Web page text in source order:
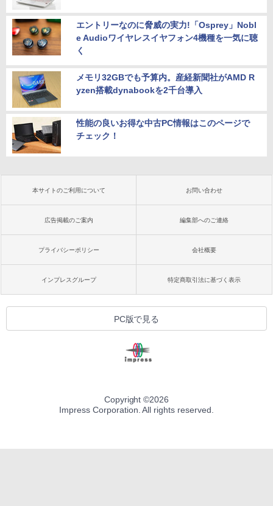
エントリーなのに脅威の実力!「Osprey」Nobl
e Audioワイヤレスイヤフォン4機種を一気に聴
く
メモリ32GBでも予算内。産経新聞社がAMD R
yzen搭載dynabookを2千台導入
性能の良いお得な中古PC情報はこのページで
チェック！
本サイトのご利用について お問い合わせ
広告掲載のご案内 編集部へのご連絡
プライバシーポリシー 会社概要
インプレスグループ 特定商取引法に基づく表示
PC版で見る
Copyright ©2026
Impress Corporation. All rights reserved.